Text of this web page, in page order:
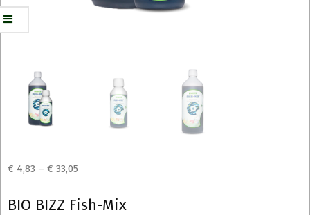
€ 4,83 – € 33,05
BIO BIZZ Fish-Mix